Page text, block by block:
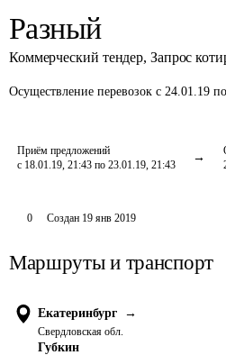
Разный
Коммерческий тендер, Запрос
Осуществление перевозок с 24.01.19
Приём предложений
с 18.01.19, 21:43 по 23.01.19, 21:43
0 Создан 19 янв 2019
Маршруты и транспорт
Екатеринбург →
Свердловская обл.
Губкин